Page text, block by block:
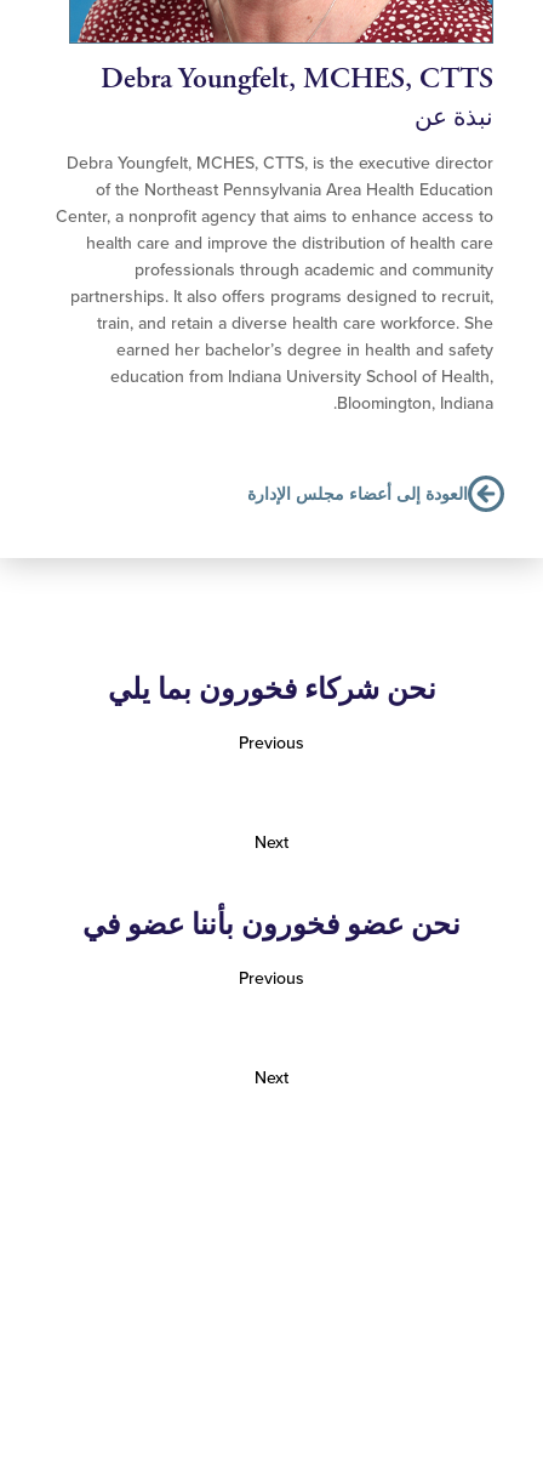
Debra Youngfelt, MCHES,
Debra Youngfelt, MCHES, CTTS, is the executive
of the Northeast Pennsylvania Area Health
Center, a nonprofit agency that aims to enhance
health care and improve the distribution of health
professionals through academic and
partnerships. It also offers programs designed to
train, and retain a diverse health care workforce.
earned her bachelor’s degree in health and
education from Indiana University School of
Bloomington,
العودة إلى أعضاء مجلس الإدارة
نحن شركاء فخورون بما يلي
نحن عضو فخورون بأننا عضو في